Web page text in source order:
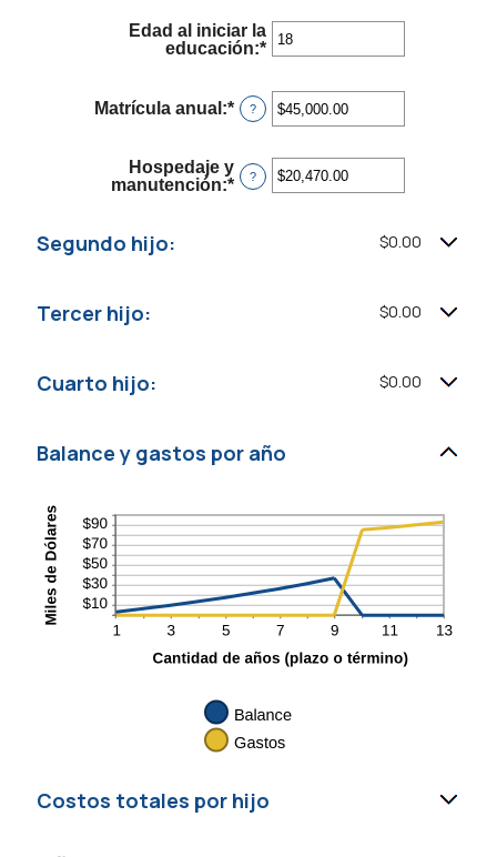
entre
0
y
Edad al iniciar la
educación:* Ingresa
entre
25
Matrícula anual :* Ingresa
un
entre
$0.00
?
Hospedaje y
manutención:* Ingresa
?
Segundo hijo: $0.00
Tercer hijo: $0.00
Cuarto hijo: $0.00
Balance y gastos por año
Costos totales por hijo